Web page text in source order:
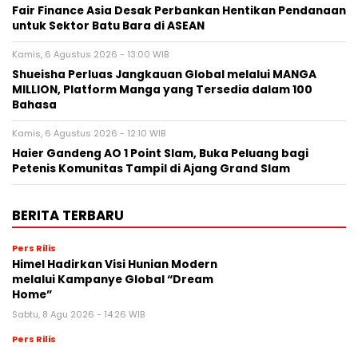
Fair Finance Asia Desak Perbankan Hentikan Pendanaan
untuk Sektor Batu Bara di ASEAN
Kamis, 6 Agustus 2026 - 13:00 WIB
Shueisha Perluas Jangkauan Global melalui MANGA
MILLION, Platform Manga yang Tersedia dalam 100
Bahasa
Kamis, 6 Agustus 2026 - 12:10 WIB
Haier Gandeng AO 1 Point Slam, Buka Peluang bagi
Petenis Komunitas Tampil di Ajang Grand Slam
BERITA TERBARU
Pers Rilis
Himel Hadirkan Visi Hunian Modern
melalui Kampanye Global “Dream
Home”
Sabtu, 8 Agu 2026 - 14:26 WIB
Pers Rilis